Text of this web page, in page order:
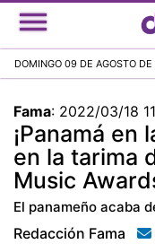
DOMINGO 09 DE AGOSTO
Fama: 2022/03/18
¡Panamá en
en la tarima
Music
El panameño acaba
Redacción Fama